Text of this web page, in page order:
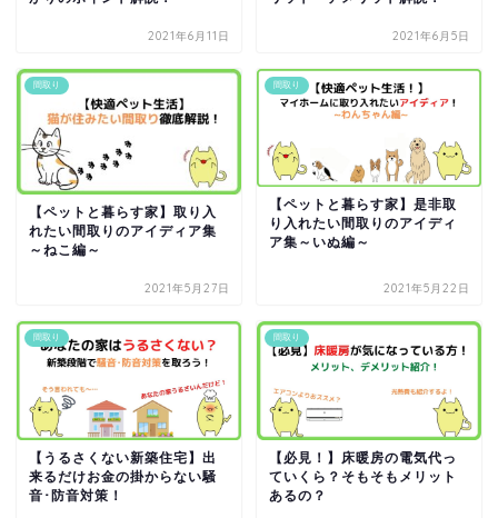
2021年6月11日 2021年6月5日
間取り
【ペットと暮らす家】取り入
れたい間取りのアイディア集
～ねこ編～
2021年5月27日
間取り
【ペットと暮らす家】是非取
り入れたい間取りのアイディ
ア集～いぬ編～
2021年5月22日
間取り
【うるさくない新築住宅】出
来るだけお金の掛からない騒
音･防音対策！
間取り
【必見！】床暖房の電気代っ
ていくら？そもそもメリット
あるの？